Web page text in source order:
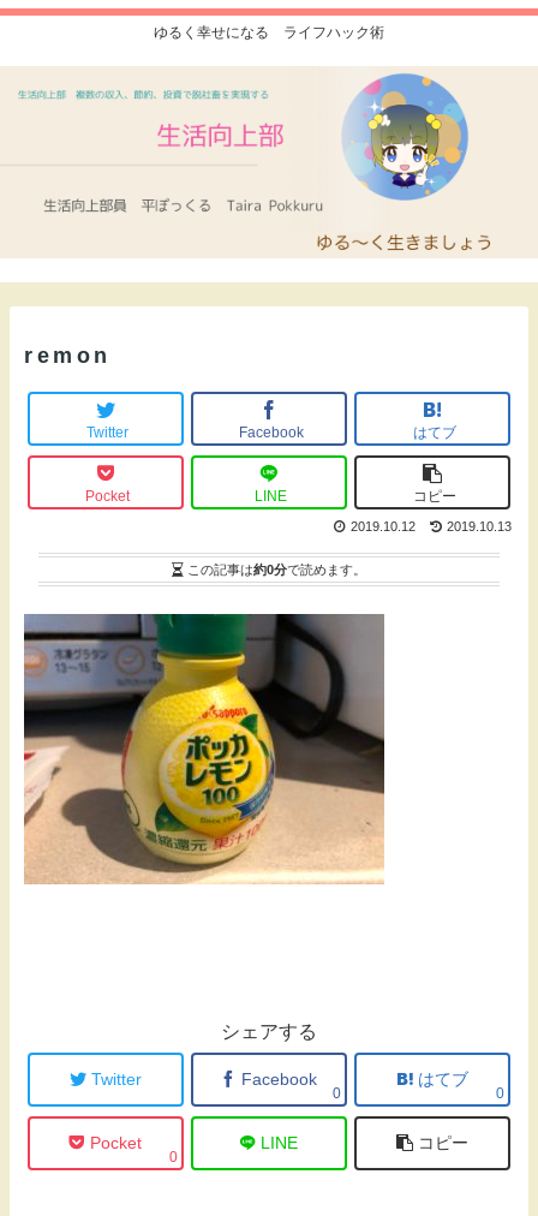
ゆるく幸せになる ライフハック術
remon
Twitter Facebook はてブ
Pocket LINE コピー
2019.10.13
2019.10.12
この記事は約0分で読めます。
シェアする
Twitter Facebook
0
はてブ
0
Pocket
0
LINE コピー